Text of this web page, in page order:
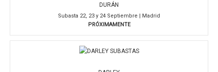
DURÁN
Subasta 22, 23 y 24 Septiembre | Madrid
PRÓXIMAMENTE